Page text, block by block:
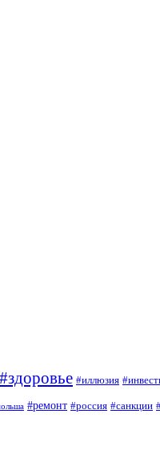
#здоровье #иллюзия
#ремонт #россия #санкции